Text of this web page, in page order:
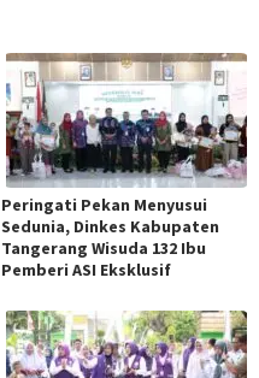
Peringati Pekan Menyusui
Sedunia, Dinkes Kabupaten
Tangerang Wisuda 132 Ibu
Pemberi ASI Eksklusif